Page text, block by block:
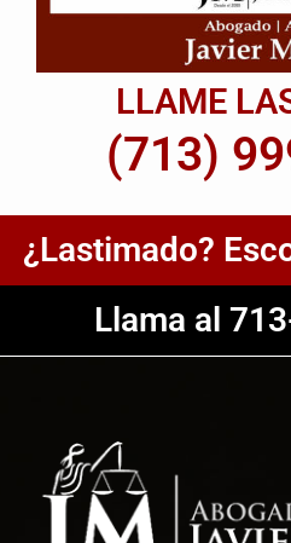
LLAME
(713)
¿Lastimado?
Llama al